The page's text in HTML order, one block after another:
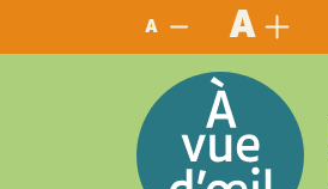
A A
Panneau de gestion des cookies